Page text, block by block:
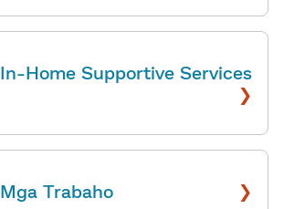
In-Home Supportive Services
›
Mga Trabaho ›